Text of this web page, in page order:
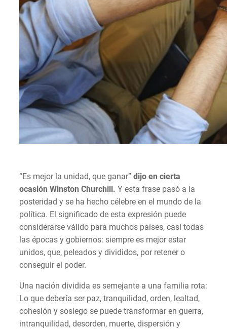
“Es mejor la unidad, que ganar” dijo en cierta
ocasión Winston Churchill. Y esta frase pasó a la
posteridad y se ha hecho célebre en el mundo de la
política. El significado de esta expresión puede
considerarse válido para muchos países, casi todas
las épocas y gobiernos: siempre es mejor estar
unidos, que, peleados y divididos, por retener o
conseguir el poder.
Una nación dividida es semejante a una familia rota:
Lo que debería ser paz, tranquilidad, orden, lealtad,
cohesión y sosiego se puede transformar en guerra,
intranquilidad, desorden, muerte, dispersión y